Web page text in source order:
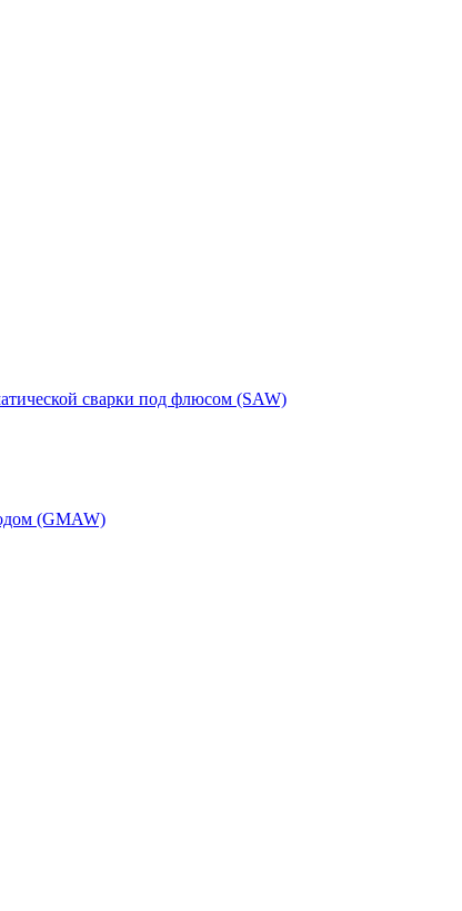
сварки под флюсом (SAW)
(GMAW)